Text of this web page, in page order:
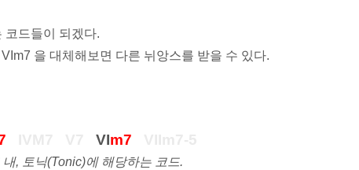
코드들이 되겠다.
VIm7 을 대체해보면 다른 뉘앙스를 받을 수 있다.
VIm7
내, 토닉(Tonic)에 해당하는 코드.